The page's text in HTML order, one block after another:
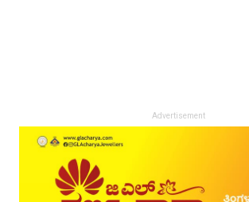
Advertisement